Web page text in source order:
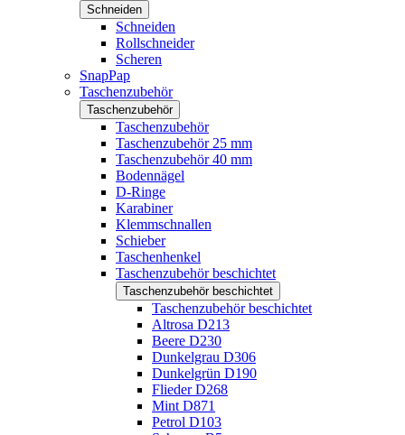
Schneiden
Schneiden
Rollschneider
Scheren
SnapPap
Taschenzubehör
Taschenzubehör
Taschenzubehör
Taschenzubehör 25 mm
Taschenzubehör 40 mm
Bodennägel
D-Ringe
Karabiner
Klemmschnallen
Schieber
Taschenhenkel
Taschenzubehör beschichtet
Taschenzubehör beschichtet
Taschenzubehör beschichtet
Altrosa D213
Beere D230
Dunkelgrau D306
Dunkelgrün D190
Flieder D268
Mint D871
Petrol D103